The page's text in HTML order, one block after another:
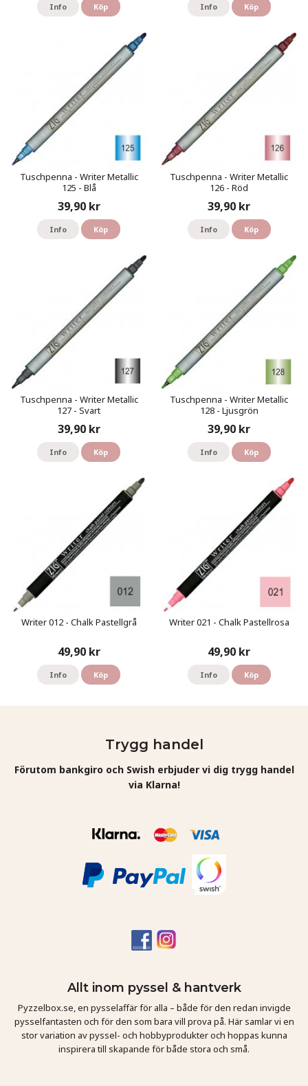
Info Köp Info Köp
Tuschpenna - Writer Metallic
125 - Blå
39,90 kr
Info Köp
Tuschpenna - Writer Metallic
126 - Röd
39,90 kr
Info Köp
Tuschpenna - Writer Metallic
127 - Svart
39,90 kr
Info Köp
Tuschpenna - Writer Metallic
128 - Ljusgrön
39,90 kr
Info Köp
Writer 012 - Chalk Pastellgrå
49,90 kr
Info Köp
Writer 021 - Chalk Pastellrosa
49,90 kr
Info Köp
Trygg handel
Förutom bankgiro och Swish erbjuder vi dig trygg handel
via Klarna!
Allt inom pyssel & hantverk
Pyzzelbox.se, en pysselaffär för alla – både för den redan invigde
pysselfantasten och för den som bara vill prova på. Här samlar vi en
stor variation av pyssel- och hobbyprodukter och hoppas kunna
inspirera till skapande för både stora och små.